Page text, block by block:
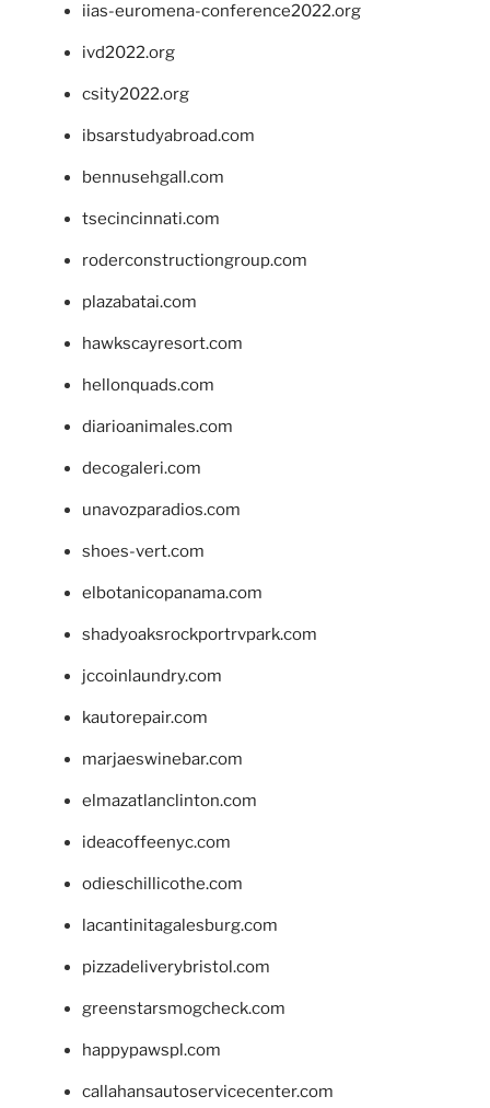
iias-euromena-conference2022.org
ivd2022.org
csity2022.org
ibsarstudyabroad.com
bennusehgall.com
tsecincinnati.com
roderconstructiongroup.com
plazabatai.com
hawkscayresort.com
hellonquads.com
diarioanimales.com
decogaleri.com
unavozparadios.com
shoes-vert.com
elbotanicopanama.com
shadyoaksrockportrvpark.com
jccoinlaundry.com
kautorepair.com
marjaeswinebar.com
elmazatlanclinton.com
ideacoffeenyc.com
odieschillicothe.com
lacantinitagalesburg.com
pizzadeliverybristol.com
greenstarsmogcheck.com
happypawspl.com
callahansautoservicecenter.com